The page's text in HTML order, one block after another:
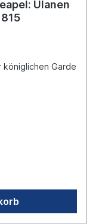
Garde 1815
Garde